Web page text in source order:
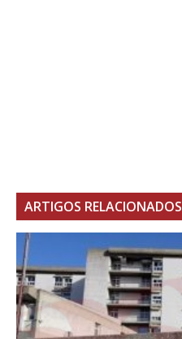
ARTIGOS RELACIONADOS